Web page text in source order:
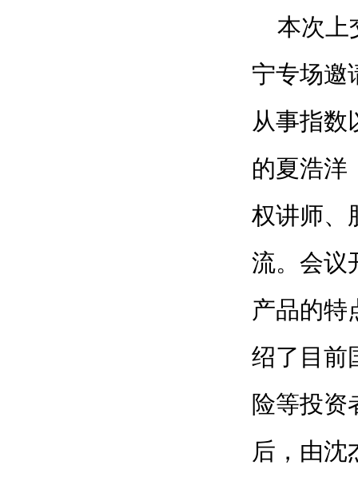
本次上
宁专场邀
从事指数
的夏浩洋
权讲师、
流。会议
产品的特
绍了目前
险等投资
后，由沈